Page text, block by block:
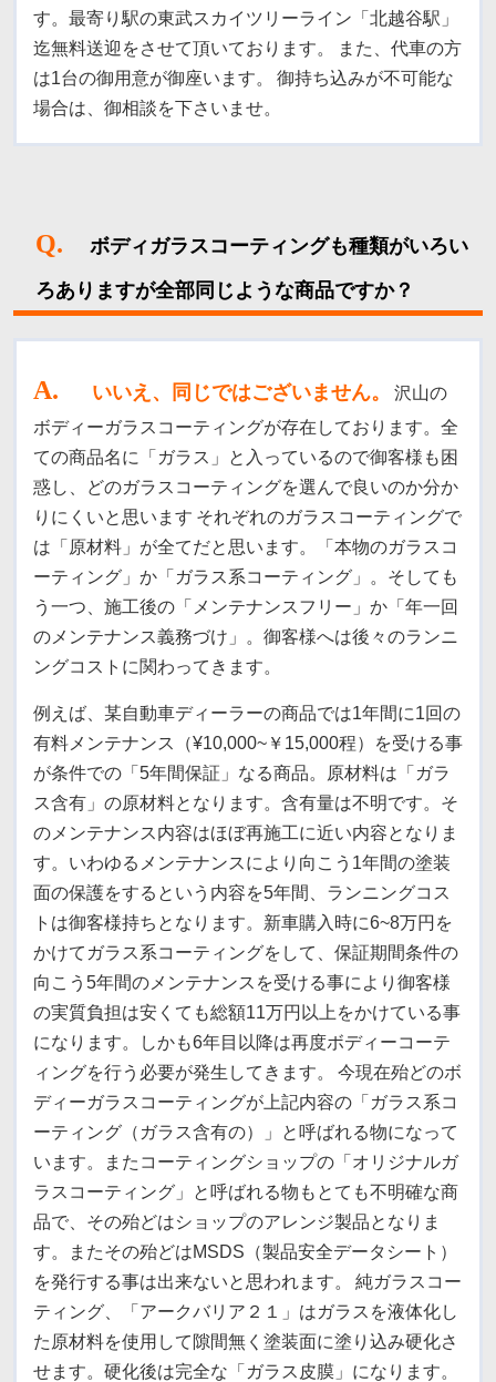
す。 最寄り駅の東武スカイツリーライン「北越谷駅」
迄無料送迎をさせて頂いております。
また、代車の方
は1台の御用意が御座います。
御持ち込みが不可能な
場合は、御相談を下さいませ。
Q.
ボディガラスコーティングも種類がいろい
ろありますが全部同じような商品ですか？
A. いいえ、同じではございません。
沢山の
ボディーガラスコーティングが存在しております。全
ての商品名に「ガラス」と入っているので御客様も困
惑し、どのガラスコーティングを選んで良いのか分か
りにくいと思います それぞれのガラスコーティングで
は「原材料」が全てだと思います。「本物のガラスコ
ーティング」か「ガラス系コーティング」。そしても
う一つ、施工後の「メンテナンスフリー」か「年一回
のメンテナンス義務づけ」。御客様へは後々のランニ
ングコストに関わってきます。
例えば、某自動車ディーラーの商品では1年間に1回の
有料メンテナンス（¥10,000~￥15,000程）を受ける事
が条件での「5年間保証」なる商品。原材料は「ガラ
ス含有」の原材料となります。含有量は不明です。そ
のメンテナンス内容はほぼ再施工に近い内容となりま
す。いわゆるメンテナンスにより向こう1年間の塗装
面の保護をするという内容を5年間、ランニングコス
トは御客様持ちとなります。新車購入時に6~8万円を
かけてガラス系コーティングをして、保証期間条件の
向こう5年間のメンテナンスを受ける事により御客様
の実質負担は安くても総額11万円以上をかけている事
になります。しかも6年目以降は再度ボディーコーテ
ィングを行う必要が発生してきます。
今現在殆どのボ
ディーガラスコーティングが上記内容の「ガラス系コ
ーティング（ガラス含有の）」と呼ばれる物になって
います。
またコーティングショップの「オリジナルガ
ラスコーティング」と呼ばれる物もとても不明確な商
品で、その殆どはショップのアレンジ製品となりま
す。またその殆どはMSDS（製品安全データシート）
を発行する事は出来ないと思われます。
純ガラスコー
ティング、「アークバリア２１」はガラスを液体化し
た原材料を使用して隙間無く塗装面に塗り込み硬化さ
せます。硬化後は完全な「ガラス皮膜」になります。